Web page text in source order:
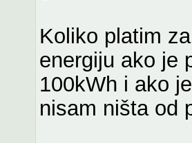
Koliko platim
energiju ako je
100kWh i ako
nisam ništa od